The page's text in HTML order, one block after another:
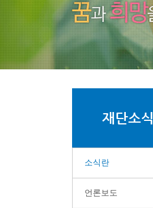
재단소식
소식란
언론보도